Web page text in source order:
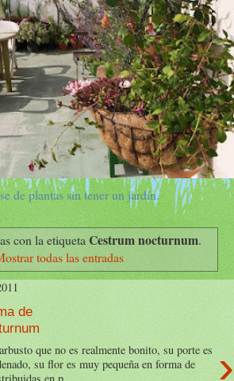
de plantas sin tener un jardín.
con la etiquetaCestrum nocturnum.
todas las entradas
de
›
que no es realmente bonito, su porte es
su flor es muy pequeña en forma de